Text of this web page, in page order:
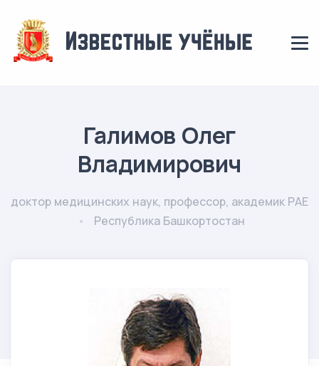
Галимов Олег
Владимирович
доктор медицинских наук, профессор, академик РАЕ
Республика Башкортостан